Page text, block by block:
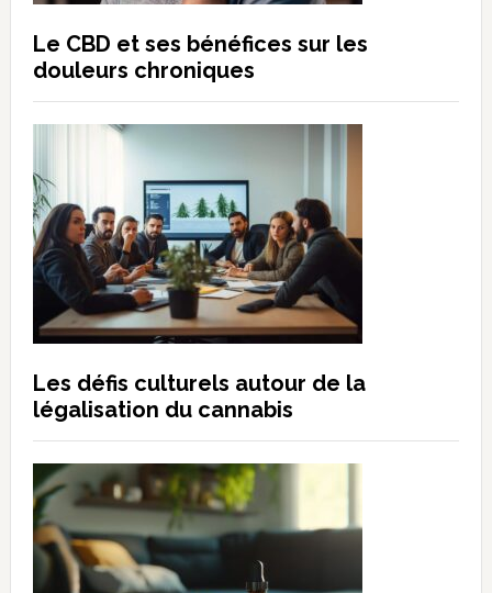
Le CBD et ses bénéfices sur les
douleurs chroniques
Les défis culturels autour de la
légalisation du cannabis